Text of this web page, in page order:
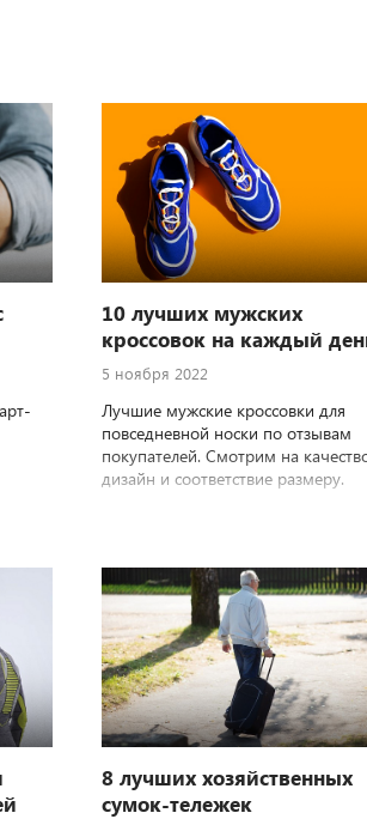
10 лучших мужских
кроссовок на каждый
5 ноября 2022
Лучшие мужские кроссовки для
повседневной носки по отзывам
покупателей. Смотрим на
дизайн и соответствие размеру.
8 лучших хозяйственных
сумок-тележек